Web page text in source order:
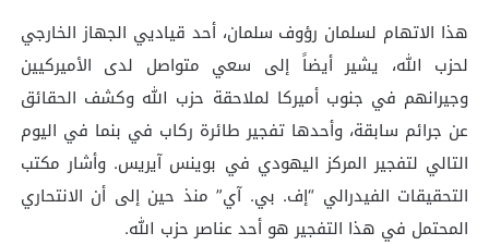
هذا الاتهام لسلمان رؤوف سلمان، أحد قياديي الجهاز الخارجي
لحزب الله، يشير أيضاً إلى سعي متواصل لدى الأميركيين
وجيرانهم في جنوب أميركا لملاحقة حزب الله وكشف الحقائق
عن جرائم سابقة، وأحدها تفجير طائرة ركاب في بنما في اليوم
التالي لتفجير المركز اليهودي في بوينس آيريس. وأشار مكتب
التحقيقات الفيدرالي “إف. بي. آي” منذ حين إلى أن الانتحاري
المحتمل في هذا التفجير هو أحد عناصر حزب الله.